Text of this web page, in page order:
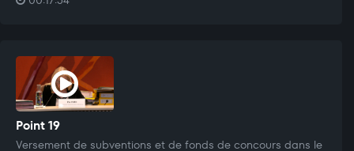
Point 19
Versement de subventions et de fonds de concours dans le